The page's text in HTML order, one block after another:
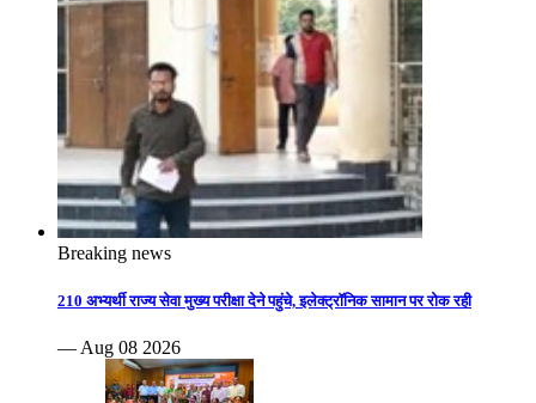
Breaking news
210 अभ्यर्थी राज्य सेवा मुख्य परीक्षा देने पहुंचे, इलेक्ट्रॉनिक सामान पर रोक रही
— Aug 08 2026